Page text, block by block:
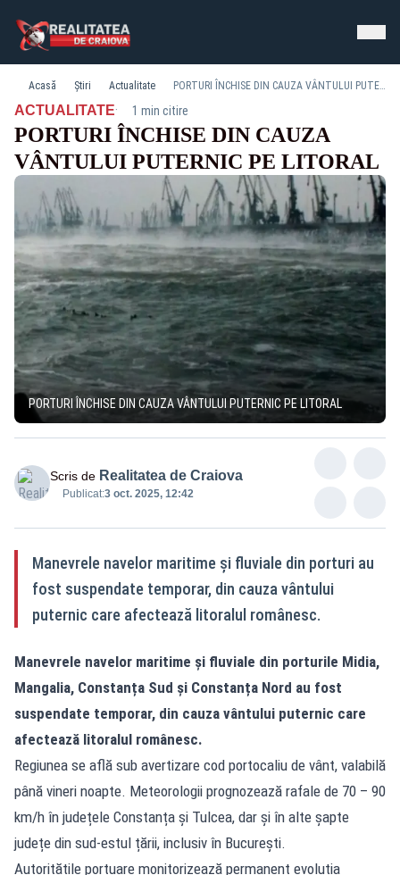
Acasă Știri Actualitate PORTURI ÎNCHISE DIN CAUZA VÂNTULUI PUTERNIC PE LITORAL
ACTUALITATE· 1 min citire
PORTURI ÎNCHISE DIN CAUZA
VÂNTULUI PUTERNIC PE LITORAL
PORTURI ÎNCHISE DIN CAUZA VÂNTULUI PUTERNIC PE LITORAL
Scris de Realitatea de Craiova
Publicat:3 oct. 2025, 12:42
Manevrele navelor maritime și fluviale din porturi au
fost suspendate temporar, din cauza vântului
puternic care afectează litoralul românesc.
Manevrele navelor maritime și fluviale din porturile Midia,
Mangalia, Constanța Sud și Constanța Nord au fost
suspendate temporar, din cauza vântului puternic care
afectează litoralul românesc.
Regiunea se află sub avertizare cod portocaliu de vânt, valabilă
până vineri noapte. Meteorologii prognozează rafale de 70 – 90
km/h în județele Constanța și Tulcea, dar și în alte șapte
județe din sud-estul țării, inclusiv în București.
Autoritățile portuare monitorizează permanent evoluția